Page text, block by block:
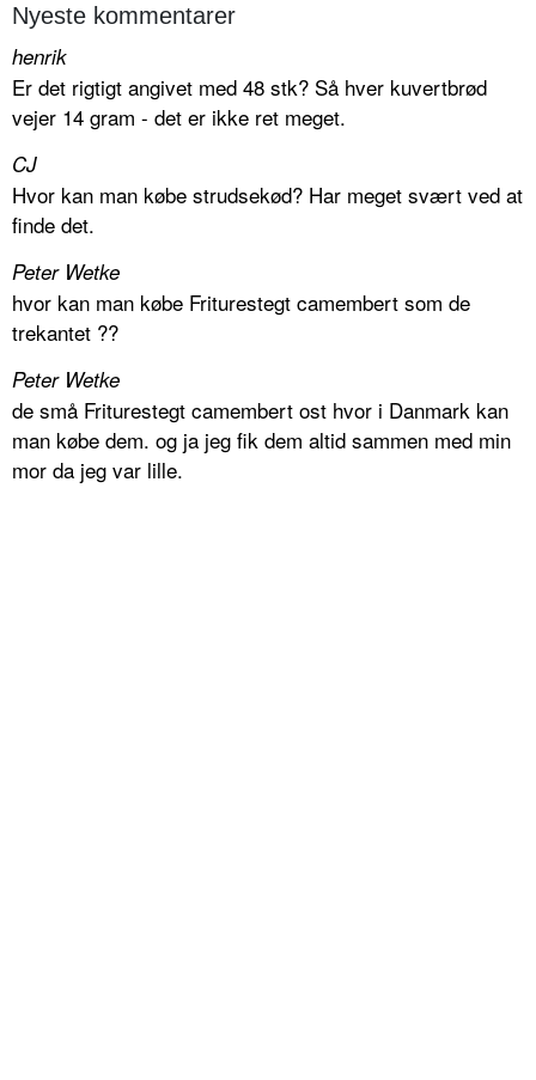
Nyeste kommentarer
henrik
Er det rigtigt angivet med 48 stk? Så hver kuvertbrød
vejer 14 gram - det er ikke ret meget.
CJ
Hvor kan man købe strudsekød? Har meget svært ved at
finde det.
Peter Wetke
hvor kan man købe Friturestegt camembert som de
trekantet ??
Peter Wetke
de små Friturestegt camembert ost hvor i Danmark kan
man købe dem. og ja jeg fik dem altid sammen med min
mor da jeg var lille.